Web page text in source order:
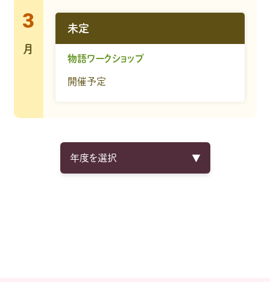
3
月
未定
物語ワークショップ
開催予定